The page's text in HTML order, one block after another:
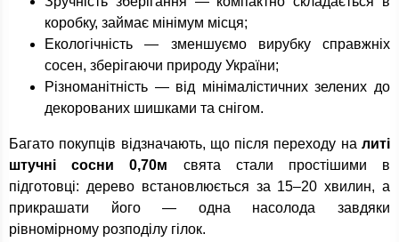
коробку, займає мінімум місця;
Екологічність — зменшуємо вирубку справжніх
сосен, зберігаючи природу України;
Різноманітність — від мінімалістичних зелених до
декорованих шишками та снігом.
Багато покупців відзначають, що після переходу на литі
штучні сосни 0,70м свята стали простішими в
підготовці: дерево встановлюється за 15–20 хвилин, а
прикрашати його — одна насолода завдяки
рівномірному розподілу гілок.